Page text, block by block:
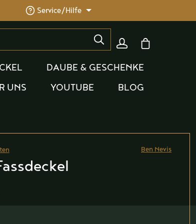
Service/Hilfe
Warenkorb
DAUBE & GESCHENKE
UNS
YOUTUBE BLOG
von 0 von 5 Sternen
Ben Nevis